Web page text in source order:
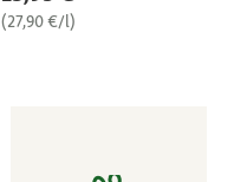
(27,90 €/l)